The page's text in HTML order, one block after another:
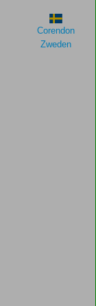
Corendon
Zweden